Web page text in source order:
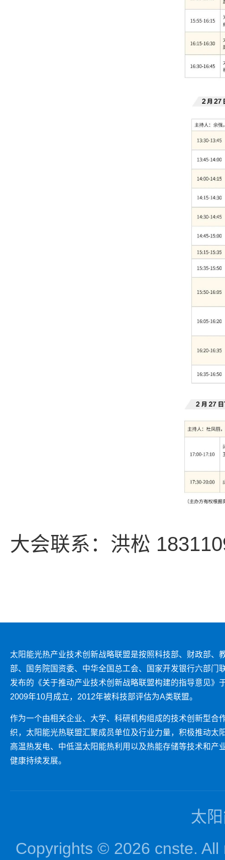
大会联系：洪松
太阳能光热产业技术创新战略联盟是按照科技部、财政部、
部、国务院国资委、中华全国总工会、国家开发银行六部门
发布的《关于推动产业技术创新战略联盟构建的指导意见》
2009年10月成立，2012年被科技部评估为A类联盟。
作为一个由相关企业、大学、科研机构组成的技术创新型合
织，太阳能光热联盟汇聚成员单位及行业力量，积极推动太
高温热发电、中低温太阳能热利用以及热能存储等技术和产
健康持续发展。
太
Copyrights © 2026 cnste. All